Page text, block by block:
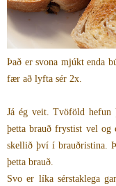
Það er svona mjúkt enda
fær að lyfta sér 2x.
Já ég veit. Tvöföld
þetta brauð frystist vel og
skellið því í brauðristina.
þetta brauð.
Svo er líka sérstaklega